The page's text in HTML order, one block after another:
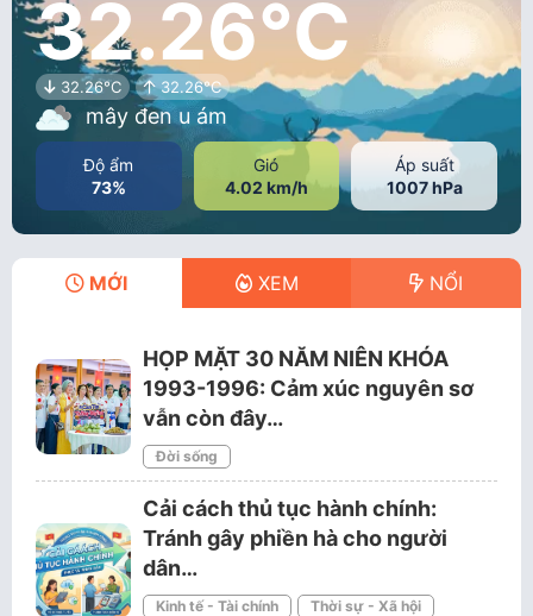
32.26°C
32.26°C 32.26°C
mây đen u ám
Độ ẩm
73%
Gió
4.02 km/h
Áp suất
1007 hPa
MỚI XEM NỔI
HỌP MẶT 30 NĂM NIÊN KHÓA
1993-1996: Cảm xúc nguyên sơ
vẫn còn đây…
Đời sống
Cải cách thủ tục hành chính:
Tránh gây phiền hà cho người
dân…
Kinh tế - Tài chính
Thời sự - Xã hội